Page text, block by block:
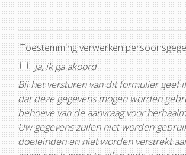
Toestemming verwerken
Ja, ik ga akoord
Bij het versturen van dit formulier geef
dat deze gegevens mogen worden
behoeve van de aanvraag voor
Uw gegevens zullen niet worden
doeleinden en niet worden verstrekt